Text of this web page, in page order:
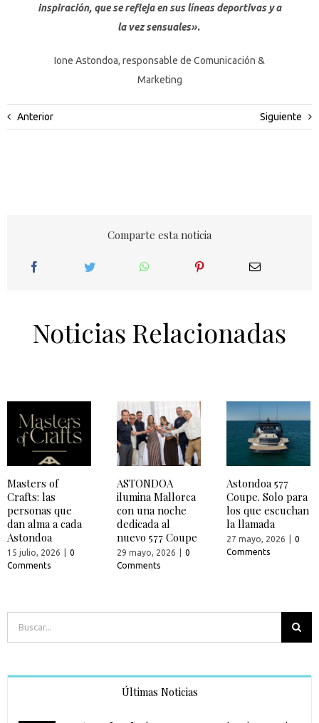
inspiración, que se refleja en sus líneas deportivas y a
la vez sensuales».
Ione Astondoa, responsable de Comunicación &
Marketing
Anterior Siguiente
Comparte esta noticia
Noticias Relacionadas
Masters of
Crafts: las
personas que
dan alma a cada
Astondoa
15 julio, 2026
0
Comments
ASTONDOA
ilumina Mallorca
con una noche
dedicada al
nuevo 577 Coupe
29 mayo, 2026
0
Comments
Astondoa 577
Coupe. Solo para
los que escuchan
la llamada
27 mayo, 2026
0
Comments
Últimas Noticias